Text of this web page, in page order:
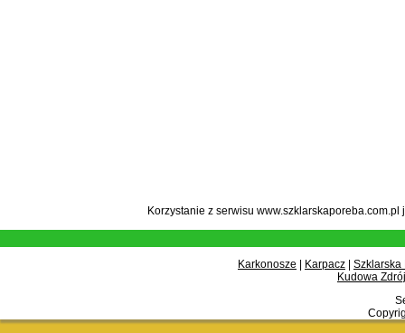
Korzystanie z serwisu
Karkonosze Karpacz
Szklarska
Kudowa